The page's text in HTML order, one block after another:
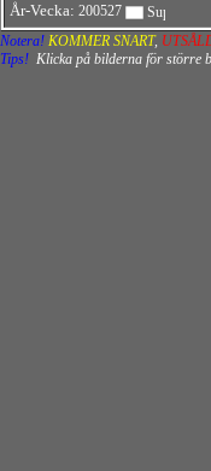
År-Vecka: 200527
Notera! KOMMER SNART,
Tips! Klicka på bilderna för större